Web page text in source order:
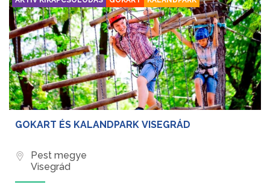
GOKART ÉS KALANDPARK VISEGRÁD
Pest megye
Visegrád